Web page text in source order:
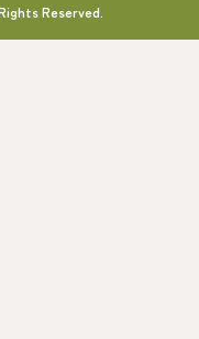
Reserved.